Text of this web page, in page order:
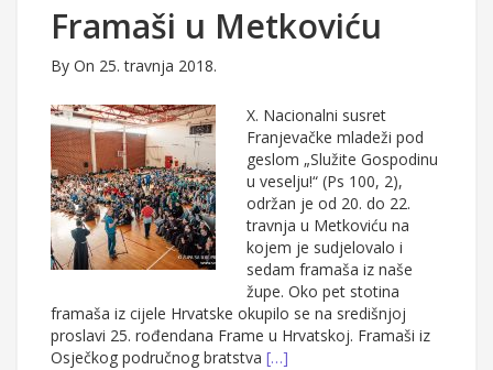
Framaši u Metkoviću
By On 25. travnja 2018.
X. Nacionalni susret
Franjevačke mladeži pod
geslom „Služite Gospodinu
u veselju!“ (Ps 100, 2),
održan je od 20. do 22.
travnja u Metkoviću na
kojem je sudjelovalo i
sedam framaša iz naše
župe. Oko pet stotina
framaša iz cijele Hrvatske okupilo se na središnjoj
proslavi 25. rođendana Frame u Hrvatskoj. Framaši iz
Osječkog područnog bratstva […]